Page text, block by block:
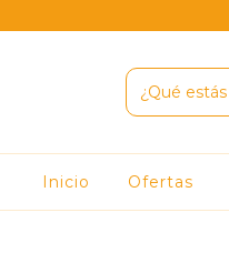
Inicio Ofertas